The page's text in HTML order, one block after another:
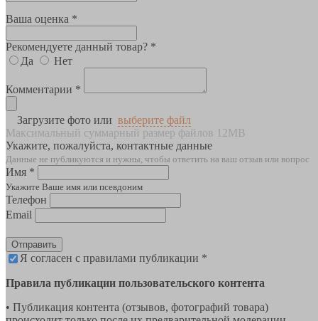
Ваша оценка *
Рекомендуете данный товар? *
Да
Нет
Комментарии *
Загрузите фото или выберите файл
Максимальный суммарный размер файлов 12MB
Укажите, пожалуйста, контактные данные
Данные не публикуются и нужны, чтобы ответить на ваш отзыв или вопрос
Имя *
Укажите Ваше имя или псевдоним
Телефон
Email
Отправить
Я согласен с правилами публикации *
Правила публикации пользовательского контента
• Публикация контента (отзывов, фотографий товара)